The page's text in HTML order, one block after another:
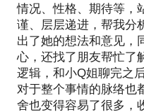
情况、性格、期待等，
谨、层层递进，帮我分
出了她的想法和意见，
心，还找了朋友帮忙了
逻辑，和小Q姐聊完之
对于整个事情的脉络也
舍也变得容易了很多，